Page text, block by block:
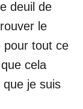
deuil de
le
pour tout ce
cela
que je suis